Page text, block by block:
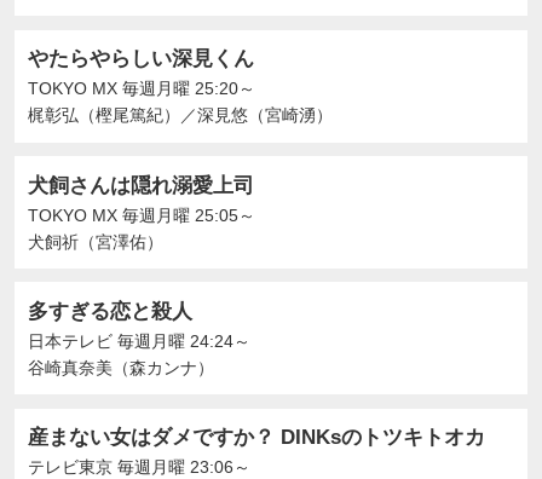
やたらやらしい深見くん
TOKYO MX 毎週月曜 25:20～
梶彰弘（樫尾篤紀）
／深見悠（宮崎湧）
犬飼さんは隠れ溺愛上司
TOKYO MX 毎週月曜 25:05～
犬飼祈（宮澤佑）
多すぎる恋と殺人
日本テレビ 毎週月曜 24:24～
谷崎真奈美（森カンナ）
産まない女はダメですか？ DINKsのトツキトオカ
テレビ東京 毎週月曜 23:06～